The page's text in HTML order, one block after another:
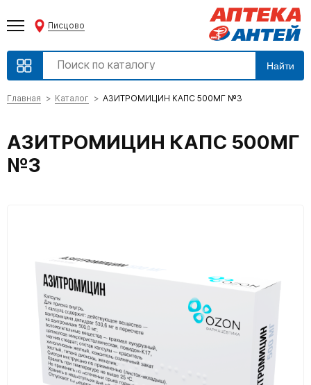
Писцово
Найти
Главная Каталог АЗИТРОМИЦИН КАПС 500МГ №3
АЗИТРОМИЦИН КАПС 500МГ
№3